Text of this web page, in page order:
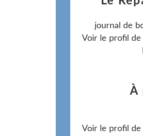
journal de
Voir le profil de
À
Voir le profil de